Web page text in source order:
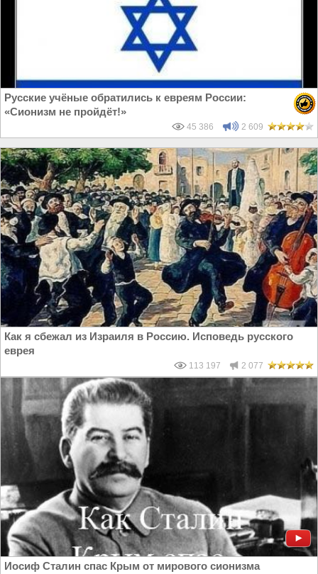
Русские учёные обратились к евреям России:
«Сионизм не пройдёт!»
45 386 2 609
Как я сбежал из Израиля в Россию. Исповедь русского
еврея
113 197 2 077
Иосиф Сталин спас Крым от мирового сионизма